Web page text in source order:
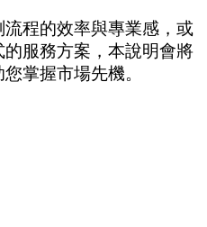
程的效率與專業感，或
服務方案，本說明會將
掌握市場先機。